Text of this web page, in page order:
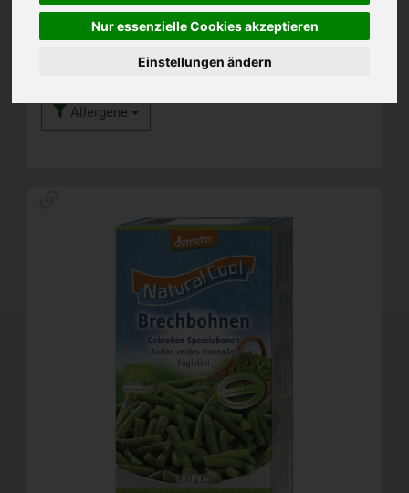
Nur essenzielle Cookies akzeptieren
Einstellungen ändern
Ernährung
Allergene